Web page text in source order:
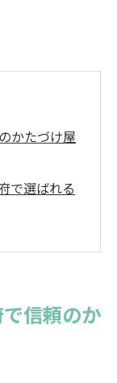
かたづけ屋
で選ばれる
迫る
の活用法
心プラン
信頼のか